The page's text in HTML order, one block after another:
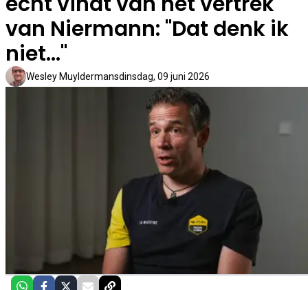
van Niermann: "Dat denk ik
niet..."
Wesley Muyldermansdinsdag, 09 juni 2026